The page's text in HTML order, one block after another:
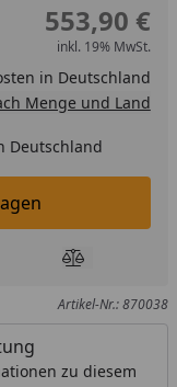
553,90 €
inkl. 19% MwSt.
in Deutschland
Menge und Land
Deutschland
legen
Produkt
Artikel-Nr.: 870038
zu diesem